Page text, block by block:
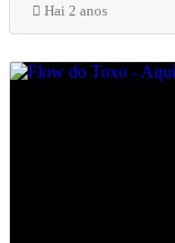
Hai 2 anos